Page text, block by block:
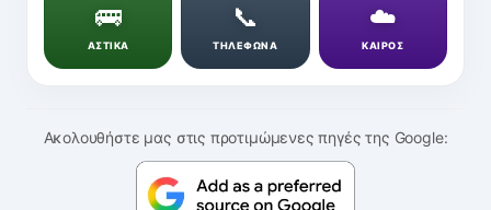
🚌
ΑΣΤΙΚΑ
📞
ΤΗΛΕΦΩΝΑ
☁️
ΚΑΙΡΟΣ
Ακολουθήστε μας στις προτιμώμενες πηγές της Google: